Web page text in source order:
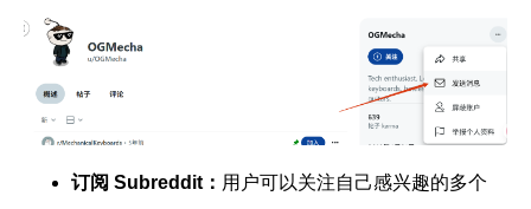
订阅 Subreddit： 用户可以关注自己感兴趣的多个